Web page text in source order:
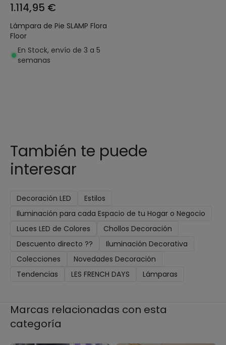
1.114,95 €
Lámpara de Pie SLAMP Flora
Floor
En Stock, envío de 3 a 5
semanas
También te puede
interesar
Decoración LED
Estilos
Iluminación para cada Espacio de tu Hogar o Negocio
Luces LED de Colores
Chollos Decoración
Descuento directo ??
Iluminación Decorativa
Colecciones
Novedades Decoración
Tendencias
LES FRENCH DAYS Lámparas
Marcas relacionadas con esta
categoría